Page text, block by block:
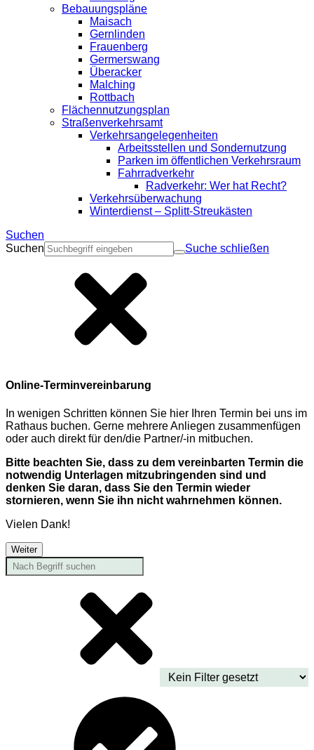
Bebauungspläne
Maisach
Gernlinden
Frauenberg
Germerswang
Überacker
Malching
Rottbach
Flächennutzungsplan
Straßenverkehrsamt
Verkehrsangelegenheiten
Arbeitsstellen und Sondernutzung
Parken im öffentlichen Verkehrsraum
Fahrradverkehr
Radverkehr: Wer hat Recht?
Verkehrsüberwachung
Winterdienst – Splitt-Streukästen
Suchen
Suchen
Suche schließen
Online-Terminvereinbarung
In wenigen Schritten können Sie hier Ihren Termin bei uns im
Rathaus buchen. Gerne mehrere Anliegen zusammenfügen
oder auch direkt für den/die Partner/-in mitbuchen.
Bitte beachten Sie, dass zu dem vereinbarten Termin die
notwendig Unterlagen mitzubringenden sind und
denken Sie daran, dass Sie den Termin wieder
stornieren, wenn Sie ihn nicht wahrnehmen können.
Vielen Dank!
Weiter